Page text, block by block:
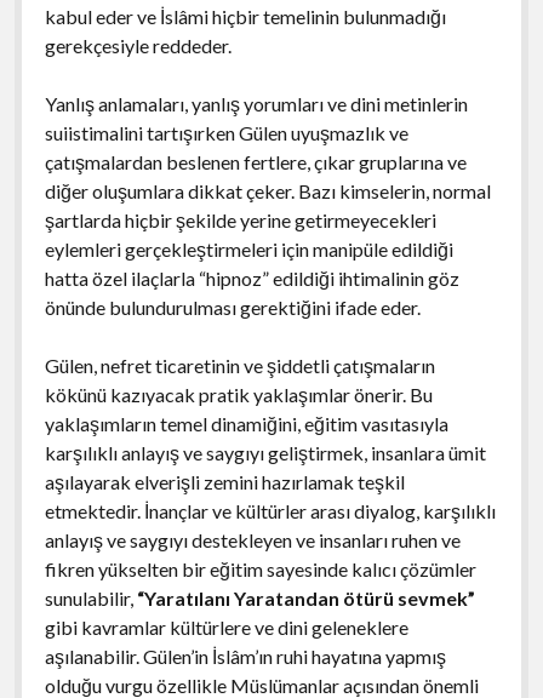
kabul eder ve İslâmi hiçbir temelinin bulunmadığı
gerekçesiyle reddeder.
Yanlış anlamaları, yanlış yorumları ve dini metinlerin
suiistimalini tartışırken Gülen uyuşmazlık ve
çatışmalardan beslenen fertlere, çıkar gruplarına ve
diğer oluşumlara dikkat çeker. Bazı kimselerin, normal
şartlarda hiçbir şekilde yerine getirmeyecekleri
eylemleri gerçekleştirmeleri için manipüle edildiği
hatta özel ilaçlarla “hipnoz” edildiği ihtimalinin göz
önünde bulundurulması gerektiğini ifade eder.
Gülen, nefret ticaretinin ve şiddetli çatışmaların
kökünü kazıyacak pratik yaklaşımlar önerir. Bu
yaklaşımların temel dinamiğini, eğitim vasıtasıyla
karşılıklı anlayış ve saygıyı geliştirmek, insanlara ümit
aşılayarak elverişli zemini hazırlamak teşkil
etmektedir. İnançlar ve kültürler arası diyalog, karşılıklı
anlayış ve saygıyı destekleyen ve insanları ruhen ve
fikren yükselten bir eğitim sayesinde kalıcı çözümler
sunulabilir, “Yaratılanı Yaratandan ötürü sevmek”
gibi kavramlar kültürlere ve dini geleneklere
aşılanabilir. Gülen’in İslâm’ın ruhi hayatına yapmış
olduğu vurgu özellikle Müslümanlar açısından önemli